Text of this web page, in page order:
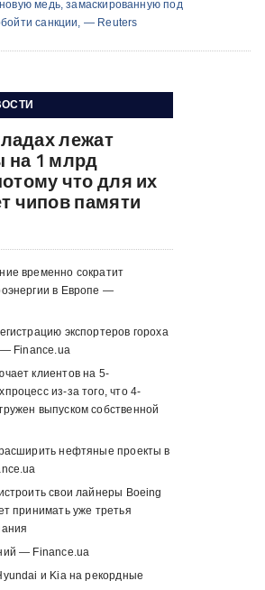
медь, замаскированную под
санкции, — Reuters
лежат
на 1 млрд
что для их
чипов памяти
временно сократит
в Европе —
экспортеров гороха
Finance.ua
клиентов на 5-
из-за того, что 4-
выпуском собственной
нефтяные проекты в
свои лайнеры Boeing
принимать уже третья
— Finance.ua
и Kia на рекордные